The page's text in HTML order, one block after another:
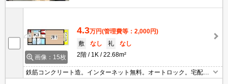
画像：15枚
4.3万円(管理費等：2,000円)
敷
なし 礼
なし
2階
1K 22.68m²
鉄筋コンクリート造。インターネット無料。オートロック。宅配ボ
ックスあり。バス・トイレ別。室内に洗濯機置場あり。2口ガスコ